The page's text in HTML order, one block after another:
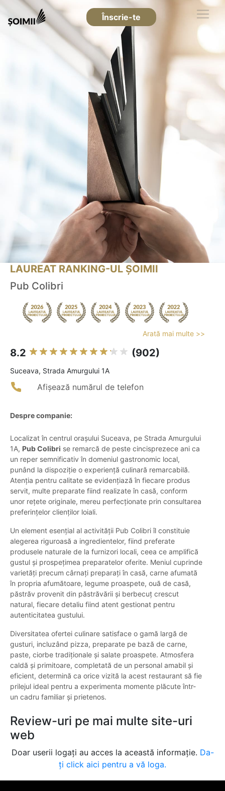
Înscrie-te
LAUREAT RANKING-UL ȘOIMII
Pub Colibri
Arată mai multe >>
8.2 (902)
Suceava, Strada Amurgului 1A
Afișează numărul de telefon
Despre companie:
Localizat în centrul orașului Suceava, pe Strada Amurgului
1A, Pub Colibri se remarcă de peste cincisprezece ani ca
un reper semnificativ în domeniul gastronomic local,
punând la dispoziție o experiență culinară remarcabilă.
Atenția pentru calitate se evidențiază în fiecare produs
servit, multe preparate fiind realizate în casă, conform
unor rețete originale, mereu perfecționate prin consultarea
preferințelor clienților loiali.
Un element esențial al activității Pub Colibri îl constituie
alegerea riguroasă a ingredientelor, fiind preferate
produsele naturale de la furnizori locali, ceea ce amplifică
gustul și prospețimea preparatelor oferite. Meniul cuprinde
varietăți precum cârnați preparați în casă, carne afumată
în propria afumătoare, legume proaspete, ouă de casă,
păstrăv provenit din păstrăvării și berbecuț crescut
natural, fiecare detaliu fiind atent gestionat pentru
autenticitatea gustului.
Diversitatea ofertei culinare satisface o gamă largă de
gusturi, incluzând pizza, preparate pe bază de carne,
paste, ciorbe tradiționale și salate proaspete. Atmosfera
caldă și primitoare, completată de un personal amabil și
eficient, determină ca orice vizită la acest restaurant să fie
prilejul ideal pentru a experimenta momente plăcute într-
un cadru familiar și prietenos.
Review-uri pe mai multe site-uri
web
Doar userii logați au acces la această informație. Da-
ți click aici pentru a vă loga.